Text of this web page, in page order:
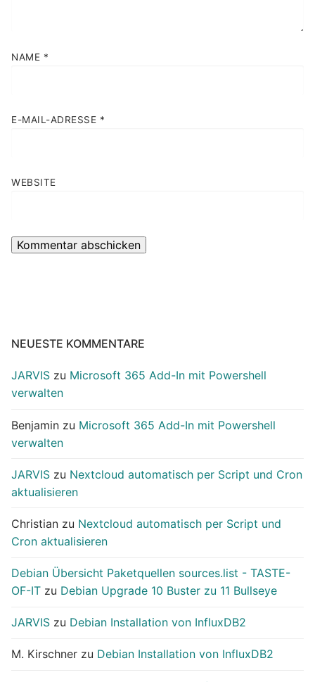
NAME *
E-MAIL-ADRESSE *
WEBSITE
NEUESTE KOMMENTARE
JARVIS zu Microsoft 365 Add-In mit Powershell
verwalten
Benjamin zu Microsoft 365 Add-In mit Powershell
verwalten
JARVIS zu Nextcloud automatisch per Script und Cron
aktualisieren
Christian zu Nextcloud automatisch per Script und
Cron aktualisieren
Debian Übersicht Paketquellen sources.list - TASTE-
OF-IT zu Debian Upgrade 10 Buster zu 11 Bullseye
JARVIS zu Debian Installation von InfluxDB2
M. Kirschner zu Debian Installation von InfluxDB2